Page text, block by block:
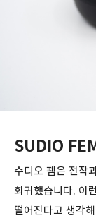
SUDIO
수디오 펨은 전작
회귀했습니다. 이
떨어진다고 생각